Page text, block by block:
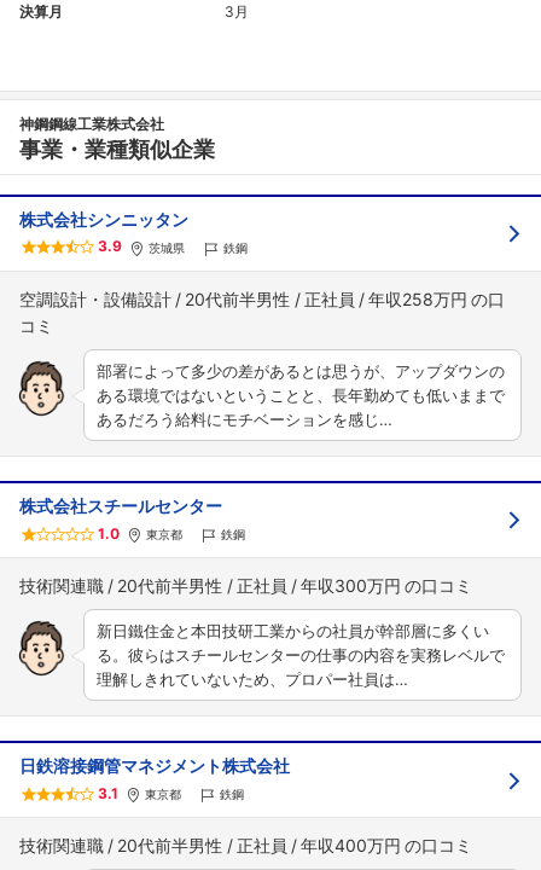
決算月 3月
神鋼鋼線工業株式会社
事業・業種類似企業
株式会社シンニッタン
3.9 茨城県 鉄鋼
空調設計・設備設計 20代前半男性 正社員 年収258万円
部署によって多少の差があるとは思うが、アップダウンの
ある環境ではないということと、長年勤めても低いままで
あるだろう給料にモチベーションを感じ…
株式会社スチールセンター
1.0 東京都 鉄鋼
技術関連職 20代前半男性 正社員 年収300万円
新日鐵住金と本田技研工業からの社員が幹部層に多くい
る。彼らはスチールセンターの仕事の内容を実務レベルで
理解しきれていないため、プロパー社員は…
日鉄溶接鋼管マネジメント株式会社
3.1 東京都 鉄鋼
技術関連職 20代前半男性 正社員 年収400万円